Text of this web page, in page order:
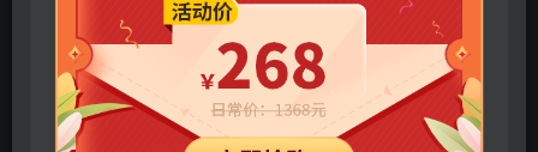
您当前未登录！建议登陆后购买，可保存购买订单
此处内容已隐藏，请付费后查看